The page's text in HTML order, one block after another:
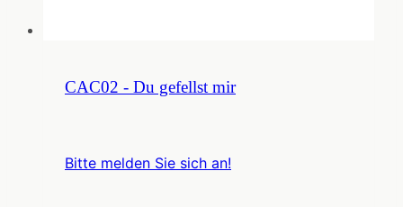
CAC02 - Du gefellst mir
Bitte melden Sie sich an!